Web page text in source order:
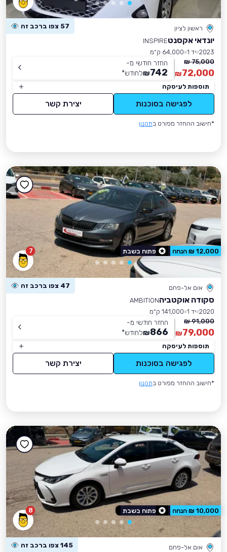
ראשון לציון 57 צפו ברכב זה
יונדאי אקסנטINSPIRE
2023 יד 1
64,000 ק״מ
75,000 ₪
72,000
₪
החזר חודשי מ-
742
₪לחודש*
תוספות לעיסקה
לפגישה בסוכנות יצירת קשר
*חישוב ההחזר מפורט בתקנון
7
אום אל-פחם 47 צפו ברכב זה
סקודה אוקטביהAMBITION
2020 יד 1
141,000 ק״מ
91,000 ₪
79,000
₪
החזר חודשי מ-
866
₪לחודש*
תוספות לעיסקה
לפגישה בסוכנות יצירת קשר
*חישוב ההחזר מפורט בתקנון
12,000 ₪ הנחה פתוח בשבת
8
אום אל-פחם 145 צפו ברכב זה
10,000 ₪ הנחה פתוח בשבת